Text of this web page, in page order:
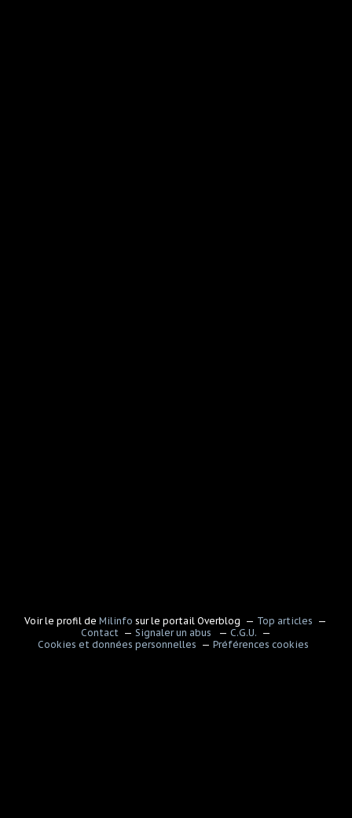
Voir le profil deMilinfo sur le portail Overblog
Top articles
Contact
Signaler un abus
C.G.U.
Cookies et données personnelles
Préférences cookies